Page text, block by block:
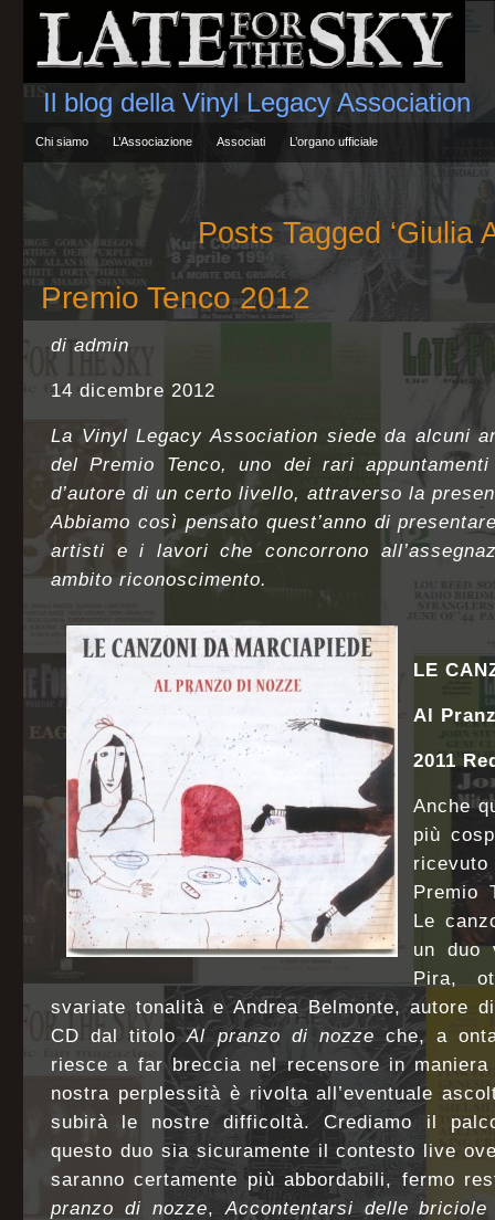
Il blog della Vinyl Legacy Association
Chi siamo L’Associazione Associati L’organo ufficiale
Posts Tagged ‘Giulia
Premio Tenco 2012
di admin
14 dicembre 2012
La Vinyl Legacy Association siede da alcuni
del Premio Tenco, uno dei rari
d’autore di un certo livello, attraverso la
Abbiamo così pensato quest’anno di
artisti e i lavori che concorrono
ambito riconoscimento.
LE
Al
2011
Anche
più
Premio
Le
un duo
Pira,
svariate tonalità e Andrea Belmonte, autore
CD dal titoloAl pranzo di nozze che, a
riesce a far breccia nel recensore in maniera
nostra perplessità è rivolta all’eventuale
subirà le nostre difficoltà. Crediamo il
questo duo sia sicuramente il contesto live
saranno certamente più abbordabili, fermo
pranzo di nozze,Accontentarsi delle briciole